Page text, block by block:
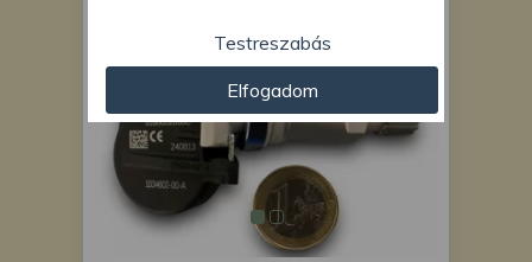
személyre szabott hirdetések és
tartalom nyújtásához, hirdetés- és
tartalomméréshez, nézettségi adatok
gyűjtéséhez, valamint termékek
kifejlesztéséhez és a termékek
javításához. Az Ön engedélyével mi és a
partnereink eszközleolvasásos
módszerrel szerzett pontos geolokációs
adatokat és azonosítási információkat
Testreszabás
Elfogadom